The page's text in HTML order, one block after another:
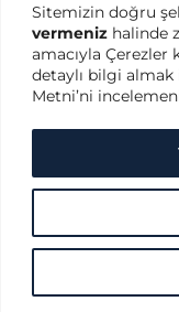
Sitemizin doğru
vermeniz halinde
amacıyla Çerezler
detaylı bilgi almak
Metni’ni
+90 (216) 510 33
+90 (216) 510 33
info@tkyd.org
PRIVACY
Terms of Use
Protection of